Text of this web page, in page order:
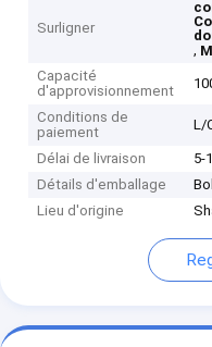
Surligner
,
Capacité
d'approvisionnement
Conditions de
paiement
L/
Délai de livraison
5-
Détails d'emballage
Lieu d'origine